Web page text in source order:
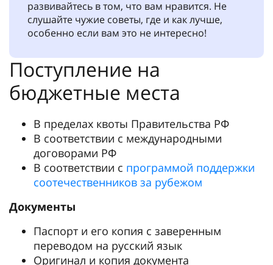
развивайтесь в том, что вам нравится. Не
слушайте чужие советы, где и как лучше,
особенно если вам это не интересно!
Поступление на
бюджетные места
В пределах квоты Правительства РФ
В соответствии с международными
договорами РФ
В соответствии с программой поддержки
соотечественников за рубежом
Документы
Паспорт и его копия с заверенным
переводом на русский язык
Оригинал и копия документа